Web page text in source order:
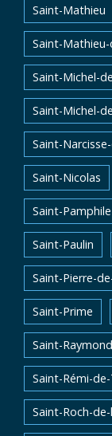
Saint-Mathieu
Saint-
Saint-Michel-
Saint-Michel-
Saint-
Saint-Nicolas
Saint-Pamphile
Saint-Paulin
Saint-Pierre-
Saint-Prime
Saint-
Saint-Rémi-
Saint-Roch-